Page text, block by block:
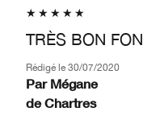
TRÈS BON
Rédigé le 30/07/2020
Par Mégane
de Chartres